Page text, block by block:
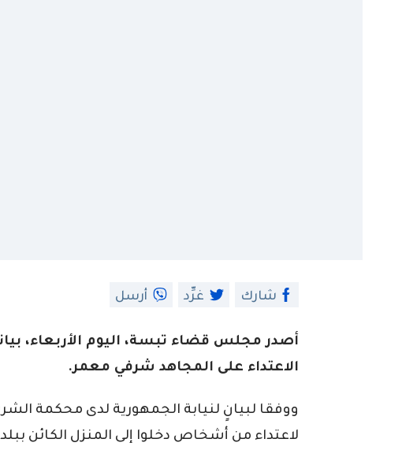
شارك غرِّد أرسل
أصدر مجلس قضاء تبسة، اليوم الأربعاء،
الاعتداء على المجاهد شرفي معمر.
ووفقا لبيانٍ لنيابة الجمهورية لدى محكمة
لاعتداء من أشخاص دخلوا إلى المنزل الكائن